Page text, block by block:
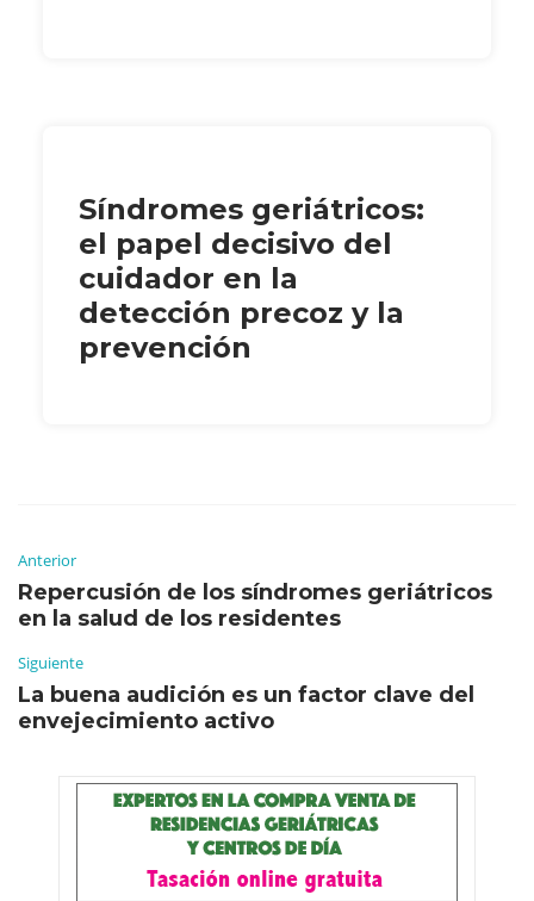
Síndromes geriátricos:
el papel decisivo del
cuidador en la
detección precoz y la
prevención
Anterior
Repercusión de los síndromes geriátricos
en la salud de los residentes
Siguiente
La buena audición es un factor clave del
envejecimiento activo